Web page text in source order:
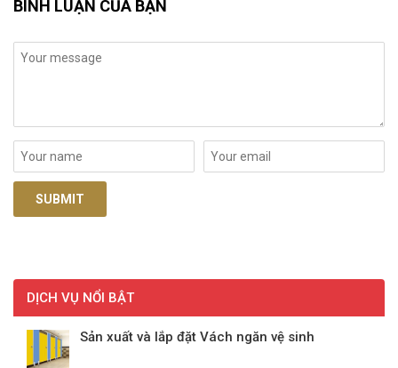
DỊCH VỤ NỔI BẬT
Sản xuất và lắp đặt Vách ngăn vệ sinh
BÌNH LUẬN CỦA BẠN